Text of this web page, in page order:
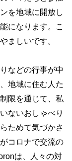
を地域に開放し
になります。こ
ましいです。
などの行事が中
地域に住む人た
限を通じて、私
ないおしゃべり
ためて気づかさ
コロナで交流の
は、人々の対